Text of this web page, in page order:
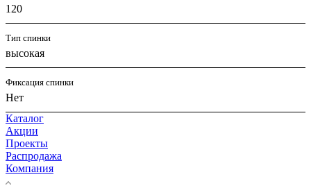
120
Тип спинки
высокая
Фиксация спинки
Нет
Каталог
Акции
Проекты
Распродажа
Компания